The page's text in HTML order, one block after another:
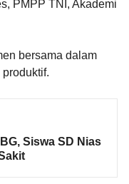
PMPP TNI, Akademi
bersama dalam
Siswa SD Nias